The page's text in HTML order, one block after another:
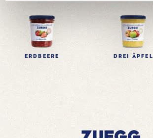
BALLASTOFFE
EIWEIß
ERDBEERE DREI ÄPFEL